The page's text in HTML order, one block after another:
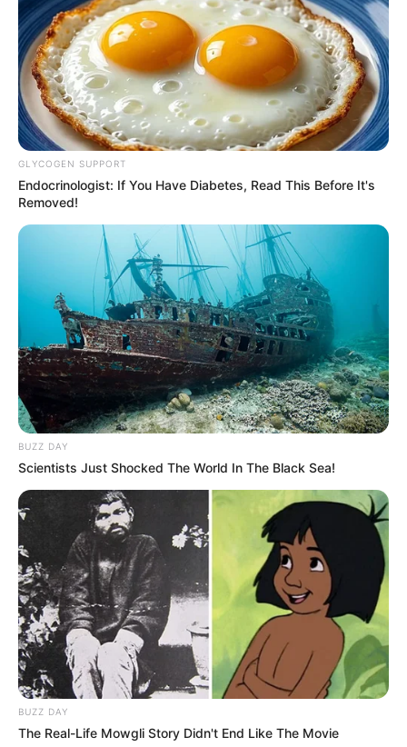
YOUTUBE ΕΓΓΡΑΦΕΊΤΕ
EMAIL ΑΚΟΛΟΥΘΉΣΤΕ
ΣΠΑΜΕ ΤΟ ΜΑΤΡΙΞ – ΤΟ ΒΙΒΛΙΟ
GLYCOGEN SUPPORT
Endocrinologist: If You Have Diabetes, Read This Before It's
Removed!
BUZZ DAY
Scientists Just Shocked The World In The Black Sea!
BUZZ DAY
The Real-Life Mowgli Story Didn't End Like The Movie